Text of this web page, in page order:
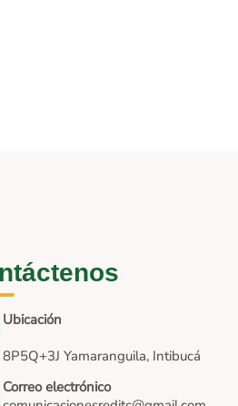
Ubicación
8P5Q+3J Yamaranguila, Intibucá
Correo electrónico